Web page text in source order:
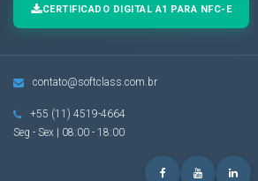
CERTIFICADO DIGITAL A1 PARA NFC-E
contato@softclass.com.br
+55 (11) 4519-4664
Seg - Sex | 08:00 - 18:00